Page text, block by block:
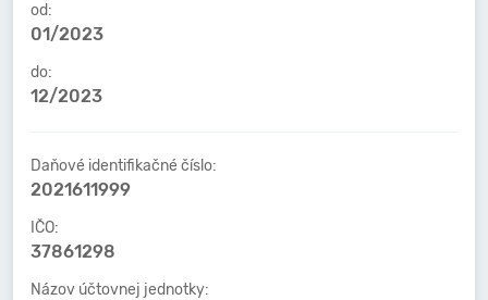
od:
01/2023
do:
12/2023
Daňové identifikačné číslo:
2021611999
IČO:
37861298
Názov účtovnej jednotky: